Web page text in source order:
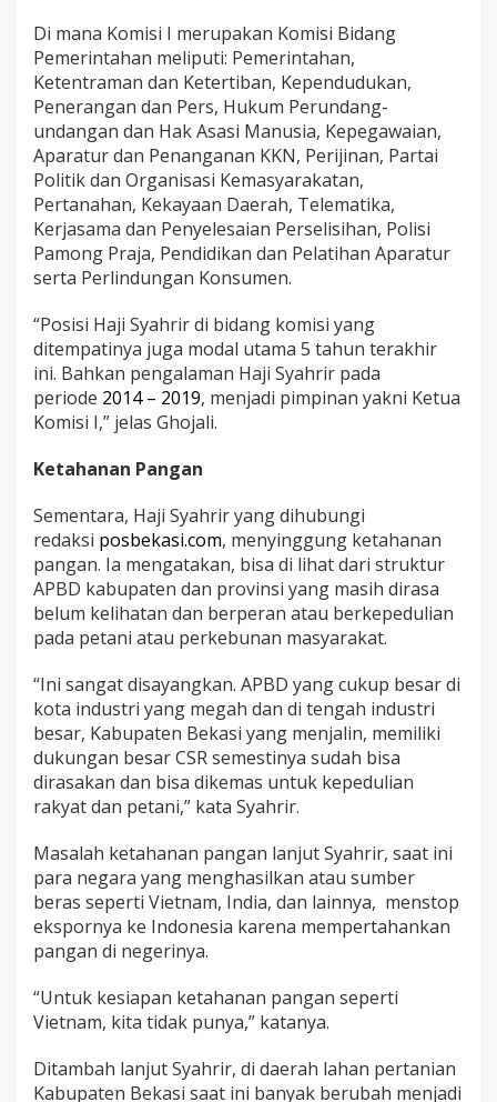
Di mana Komisi I merupakan Komisi Bidang
Pemerintahan meliputi: Pemerintahan,
Ketentraman dan Ketertiban, Kependudukan,
Penerangan dan Pers, Hukum Perundang-
undangan dan Hak Asasi Manusia, Kepegawaian,
Aparatur dan Penanganan KKN, Perijinan, Partai
Politik dan Organisasi Kemasyarakatan,
Pertanahan, Kekayaan Daerah, Telematika,
Kerjasama dan Penyelesaian Perselisihan, Polisi
Pamong Praja, Pendidikan dan Pelatihan Aparatur
serta Perlindungan Konsumen.
“Posisi Haji Syahrir di bidang komisi yang
ditempatinya juga modal utama 5 tahun terakhir
ini. Bahkan pengalaman Haji Syahrir pada
periode 2014 – 2019, menjadi pimpinan yakni Ketua
Komisi I,” jelas Ghojali.
Ketahanan Pangan
Sementara, Haji Syahrir yang dihubungi
redaksi posbekasi.com, menyinggung ketahanan
pangan. Ia mengatakan, bisa di lihat dari struktur
APBD kabupaten dan provinsi yang masih dirasa
belum kelihatan dan berperan atau berkepedulian
pada petani atau perkebunan masyarakat.
“Ini sangat disayangkan. APBD yang cukup besar di
kota industri yang megah dan di tengah industri
besar, Kabupaten Bekasi yang menjalin, memiliki
dukungan besar CSR semestinya sudah bisa
dirasakan dan bisa dikemas untuk kepedulian
rakyat dan petani,” kata Syahrir.
Masalah ketahanan pangan lanjut Syahrir, saat ini
para negara yang menghasilkan atau sumber
beras seperti Vietnam, India, dan lainnya, menstop
ekspornya ke Indonesia karena mempertahankan
pangan di negerinya.
“Untuk kesiapan ketahanan pangan seperti
Vietnam, kita tidak punya,” katanya.
Ditambah lanjut Syahrir, di daerah lahan pertanian
Kabupaten Bekasi saat ini banyak berubah menjadi